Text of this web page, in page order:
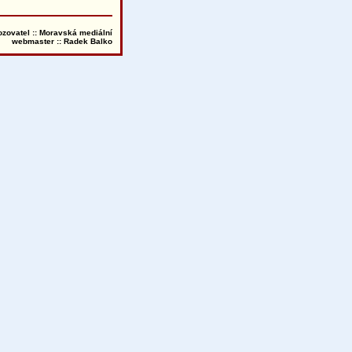
:: Moravská mediální
webmaster :: Radek Balko